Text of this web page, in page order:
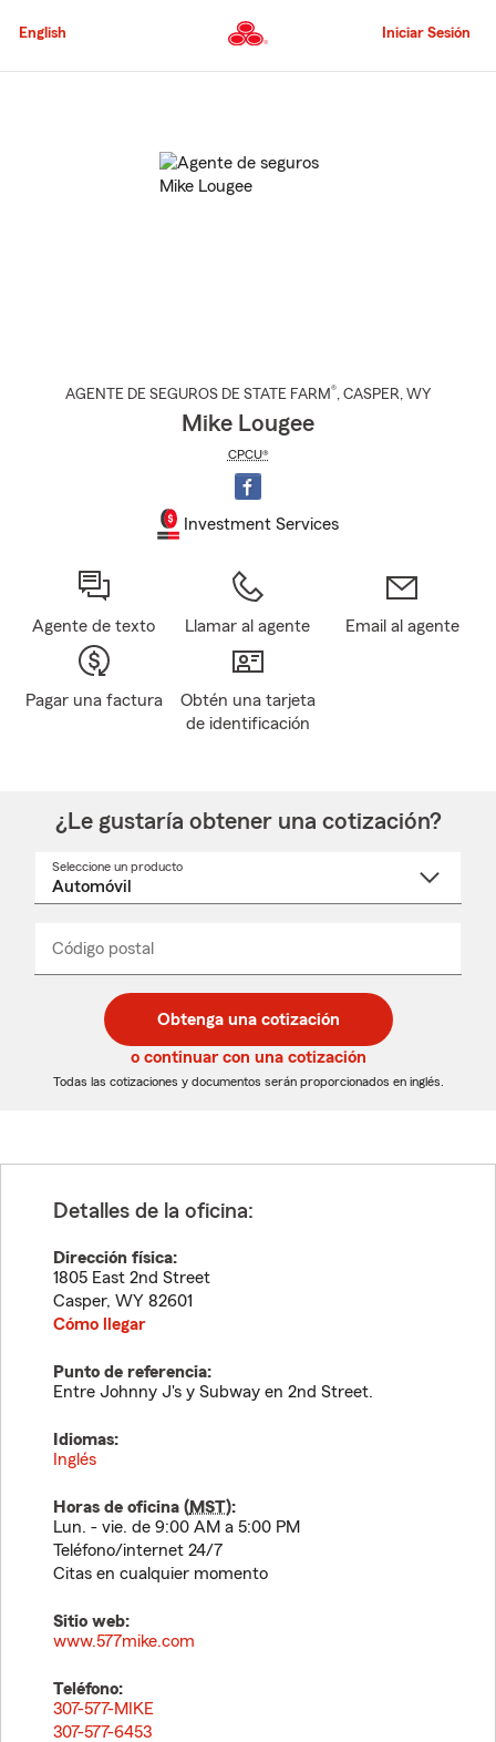
al
principal
English Iniciar Sesión
AGENTE DE SEGUROS DE STATE FARM®, CASPER, WY
Mike Lougee
CPCU®
Investment Services
Agente de texto Llamar al agente Email al agente
Pagar una factura
Obtén una tarjeta
de identificación
¿Le gustaría obtener una cotización?
Seleccione un producto
desplegable
Código postal
de
5
dígitos
de
5
dígitos
_____
Obtenga una cotización
o continuar con una cotización
Todas las cotizaciones y documentos serán proporcionados en inglés.
Detalles de la oficina:
Dirección física:
1805 East 2nd Street
Casper, WY 82601
Cómo llegar
Punto de referencia:
Entre Johnny J's y Subway en 2nd Street.
Idiomas:
Inglés
Horas de oficina (MST):
Lun. - vie. de 9:00 AM a 5:00 PM
Teléfono/internet 24/7
Citas en cualquier momento
Sitio web:
www.577mike.com
Teléfono:
307-577-MIKE
307-577-6453